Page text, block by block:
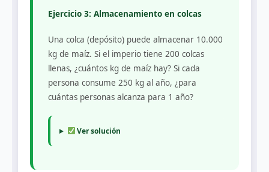
Ejercicio 3: Almacenamiento en colcas
Una colca (depósito) puede almacenar 10.000
kg de maíz. Si el imperio tiene 200 colcas
llenas, ¿cuántos kg de maíz hay? Si cada
persona consume 250 kg al año, ¿para
cuántas personas alcanza para 1 año?
Ver solución